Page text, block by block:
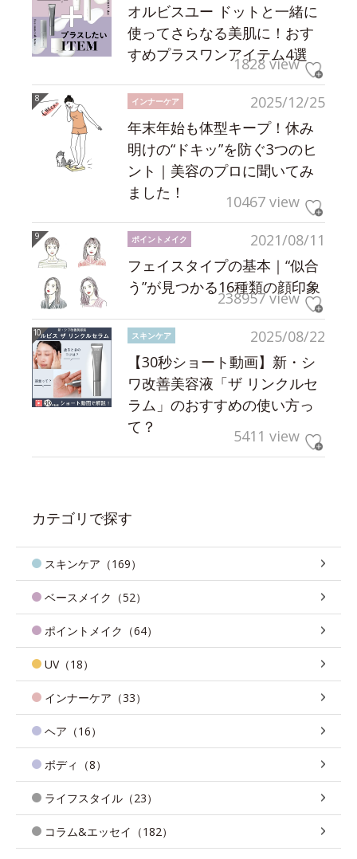
オルビスユー ドットと一緒に
使ってさらなる美肌に！おす
すめプラスワンアイテム4選
1828 view
2025/12/25
インナーケア
年末年始も体型キープ！休み
明けの“ドキッ”を防ぐ3つのヒ
ント｜美容のプロに聞いてみ
ました！
10467 view
2021/08/11
ポイントメイク
フェイスタイプの基本｜“似合
う”が見つかる16種類の顔印象
238957 view
2025/08/22
スキンケア
【30秒ショート動画】新・シ
ワ改善美容液「ザ リンクルセ
ラム」のおすすめの使い方っ
て？
5411 view
カテゴリで探す
スキンケア（169）
ベースメイク（52）
ポイントメイク（64）
UV（18）
インナーケア（33）
ヘア（16）
ボディ（8）
ライフスタイル（23）
コラム&エッセイ（182）